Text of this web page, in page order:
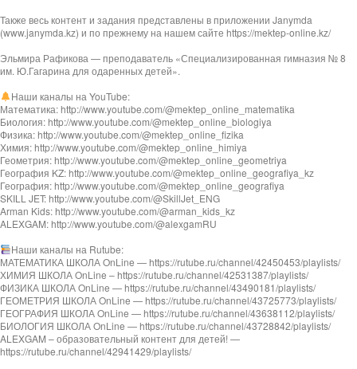
Также весь контент и задания представлены в приложении Janymda
(www.janymda.kz) и по прежнему на нашем сайте https://mektep-online.kz/
Эльмира Рафикова — преподаватель «Специализированная гимназия № 8
им. Ю.Гагарина для одаренных детей».
Наши каналы на YouTube:
Математика: http://www.youtube.com/@mektep_online_matematika
Биология: http://www.youtube.com/@mektep_online_biologiya
Физика: http://www.youtube.com/@mektep_online_fizika
Химия: http://www.youtube.com/@mektep_online_himiya
Геометрия: http://www.youtube.com/@mektep_online_geometriya
География KZ: http://www.youtube.com/@mektep_online_geografiya_kz
География: http://www.youtube.com/@mektep_online_geografiya
SKILL JET: http://www.youtube.com/@SkillJet_ENG
Arman Kids: http://www.youtube.com/@arman_kids_kz
ALEXGAM: http://www.youtube.com/@alexgamRU
Наши каналы на Rutube:
МАТЕМАТИКА ШКОЛА OnLine — https://rutube.ru/channel/42450453/playlists/
ХИМИЯ ШКОЛА OnLine – https://rutube.ru/channel/42531387/playlists/
ФИЗИКА ШКОЛА OnLine — https://rutube.ru/channel/43490181/playlists/
ГЕОМЕТРИЯ ШКОЛА OnLine — https://rutube.ru/channel/43725773/playlists/
ГЕОГРАФИЯ ШКОЛА OnLine — https://rutube.ru/channel/43638112/playlists/
БИОЛОГИЯ ШКОЛА OnLine — https://rutube.ru/channel/43728842/playlists/
ALEXGAM – образовательный контент для детей! —
https://rutube.ru/channel/42941429/playlists/